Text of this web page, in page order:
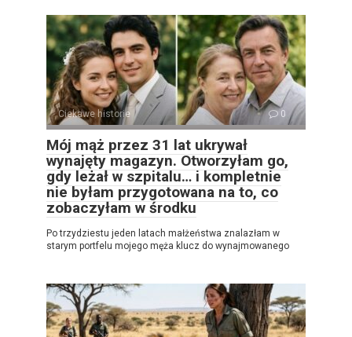
Ciekawe historie 0
Mój mąż przez 31 lat ukrywał
wynajęty magazyn. Otworzyłam go,
gdy leżał w szpitalu… i kompletnie
nie byłam przygotowana na to, co
zobaczyłam w środku
Po trzydziestu jeden latach małżeństwa znalazłam w
starym portfelu mojego męża klucz do wynajmowanego